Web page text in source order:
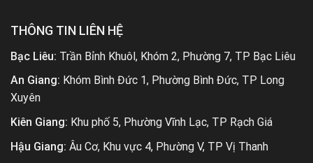
THÔNG TIN LIÊN HỆ
Bạc Liêu: Trần Bỉnh Khuôl, Khóm 2, Phường 7, TP Bạc Liêu
An Giang: Khóm Bình Đức 1, Phường Bình Đức, TP Long
Xuyên
Kiên Giang: Khu phố 5, Phường Vĩnh Lạc, TP Rạch Giá
Hậu Giang: Âu Cơ, Khu vực 4, Phường V, TP Vị Thanh